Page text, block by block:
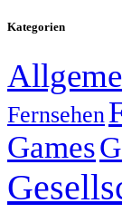
Kategorien
Fernsehen
Games